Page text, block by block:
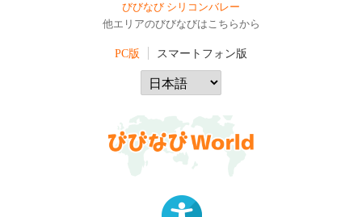
びびなび シリコンバレー
他エリアのびびなびはこちらから
PC版 スマートフォン版